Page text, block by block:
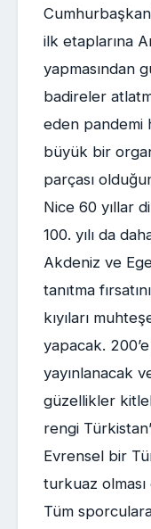
ilk etaplarına
yapmasından
badireler
eden pandemi
büyük bir
parçası
Nice 60 yıllar
100. yılı da
Akdeniz ve Ege
tanıtma
kıyıları
yapacak.
yayınlanacak
güzellikler
rengi
Evrensel bir
turkuaz
Tüm